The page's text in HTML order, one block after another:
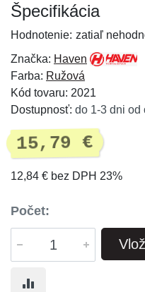
Špecifikácia
Hodnotenie: zatiaľ
Značka: Haven
Farba: Ružová
Kód tovaru: 2021
Dostupnosť: do 1-3 dni od
15,79 €
12,84 € bez DPH 23%
Počet: